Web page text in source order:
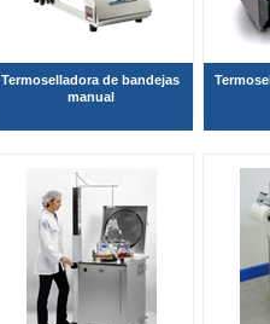
Termoselladora de bandejas
manual